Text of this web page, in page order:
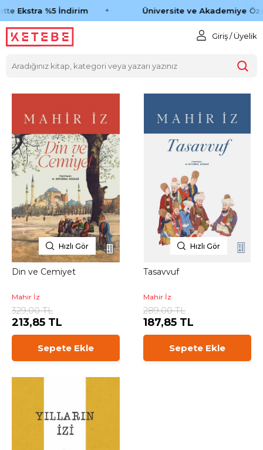
Ekstra %5 İndirim Üniversite ve Akademiye
Giriş / Üyelik
Hızlı Gör
Din ve Cemiyet
Mahir İz
329,00 TL
213,85 TL
Sepete Ekle
Hızlı Gör
Tasavvuf
Mahir İz
289,00 TL
187,85 TL
Sepete Ekle